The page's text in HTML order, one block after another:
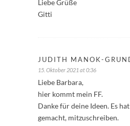
Liebe Grüße
Gitti
JUDITH MANOK-
15. Oktober 2021 at 0:36
Liebe Barbara,
hier kommt mein FF.
Danke für deine Ideen. Es
gemacht, mitzuschreiben.